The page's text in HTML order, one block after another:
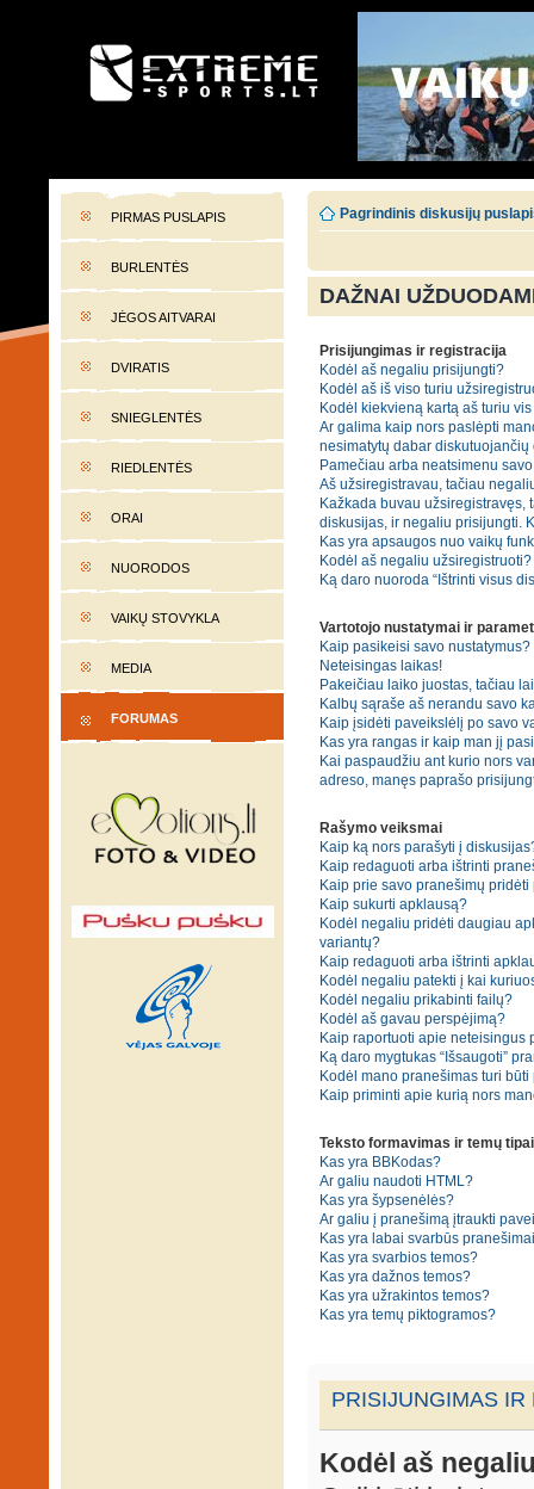
EXTREME-SPORTS.LT
PIRMAS PUSLAPIS
BURLENTĖS
JĖGOS AITVARAI
DVIRATIS
SNIEGLENTĖS
RIEDLENTĖS
ORAI
NUORODOS
VAIKŲ STOVYKLA
MEDIA
FORUMAS
Pagrindinis diskusijų
DAŽNAI
Prisijungimas ir registracija
Kodėl aš negaliu prisijungti?
Kodėl aš iš viso turiu
Kodėl kiekvieną kartą aš turiu
Ar galima kaip nors paslėpti
nesimatytų dabar
Pamečiau arba neatsimenu
Aš užsiregistravau, tačiau
Kažkada buvau užsiregistravęs,
diskusijas, ir negaliu prisijungti.
Kas yra apsaugos nuo vaikų
Kodėl aš negaliu užsiregistruoti?
Ką daro nuoroda “Ištrinti visus
Vartotojo nustatymai ir
Kaip pasikeisi savo nustatymus?
Neteisingas laikas!
Pakeičiau laiko juostas, tačiau
Kalbų sąraše aš nerandu savo
Kaip įsidėti paveikslėlį po savo
Kas yra rangas ir kaip man jį
Kai paspaudžiu ant kurio nors
adreso, manęs paprašo
Rašymo veiksmai
Kaip ką nors parašyti į
Kaip redaguoti arba ištrinti
Kaip prie savo pranešimų pridėti
Kaip sukurti apklausą?
Kodėl negaliu pridėti daugiau
variantų?
Kaip redaguoti arba ištrinti
Kodėl negaliu patekti į kai
Kodėl negaliu prikabinti failų?
Kodėl aš gavau perspėjimą?
Kaip raportuoti apie neteisingus
Ką daro mygtukas “Išsaugoti”
Kodėl mano pranešimas turi būti
Kaip priminti apie kurią nors
Teksto formavimas ir temų tipai
Kas yra BBKodas?
Ar galiu naudoti HTML?
Kas yra šypsenėlės?
Ar galiu į pranešimą įtraukti
Kas yra labai svarbūs
Kas yra svarbios temos?
Kas yra dažnos temos?
Kas yra užrakintos temos?
Kas yra temų piktogramos?
PRISIJUNGIMAS IR
Kodėl aš